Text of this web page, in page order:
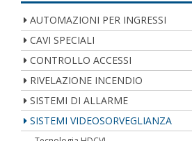
AUTOMAZIONI PER INGRESSI
CAVI SPECIALI
CONTROLLO ACCESSI
RIVELAZIONE INCENDIO
SISTEMI DI ALLARME
SISTEMI VIDEOSORVEGLIANZA